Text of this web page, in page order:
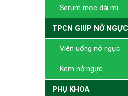
Serum mọc dài mi
TPCN GIÚP NỞ NGỰC
Viên uống nở ngực
Kem nở ngực
PHỤ KHOA